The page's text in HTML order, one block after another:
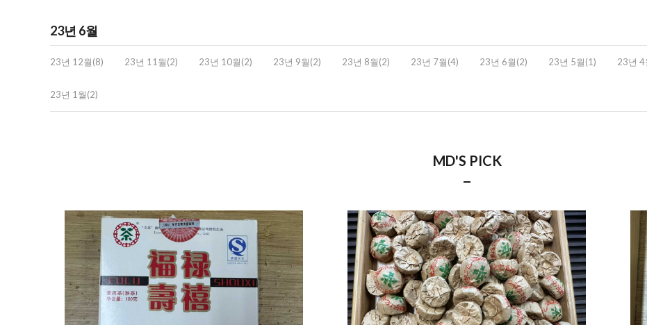
23년 6월
23년 12월(8) 23년 11월(2) 23년 10월(2) 23년 9월(2) 23년 8월(2) 23년 7월(4) 23년 6월(2) 23년 5월(1) 23년 4
23년 1월(2)
MD'S PICK